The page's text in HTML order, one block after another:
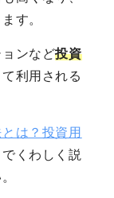
す。
ンなど投資
利用される
は？投資用
でくわしく説